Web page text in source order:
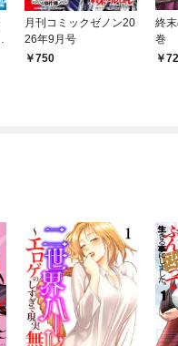
月刊コミックゼノン20
26年9月号
750
終
巻